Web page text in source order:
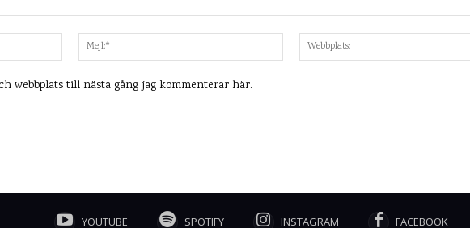
Namn:*
Mejl:*
webbplats till nästa gång jag kommenterar här.
YOUTUBE SPOTIFY INSTAGRAM FACEBOOK